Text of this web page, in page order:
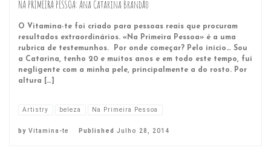
NA PRIMEIRA PESSOA: Ana Catarina Brandão
O Vitamina-te foi criado para pessoas reais que procuram
resultados extraordinários. «Na Primeira Pessoa» é a uma
rubrica de testemunhos. Por onde começar? Pelo início… Sou
a Catarina, tenho 20 e muitos anos e em todo este tempo, fui
negligente com a minha pele, principalmente a do rosto. Por
altura […]
Artistry beleza Na Primeira Pessoa
by Vitamina-te Published Julho 28, 2014